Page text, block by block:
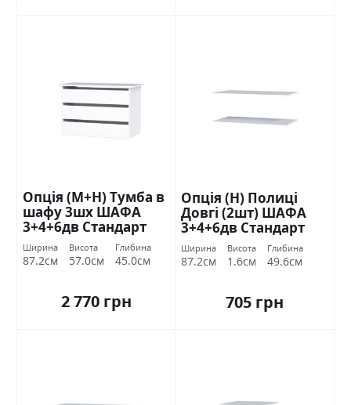
Опція (М+Н) Тумба в
шафу 3шх ШАФА
3+4+6дв Стандарт
Ширина
87.2см
Висота
57.0см
Глибина
45.0см
2 770 грн
Опція (Н) Полиці
Довгі (2шт) ШАФА
3+4+6дв Стандарт
Ширина
87.2см
Висота
1.6см
Глибина
49.6см
705 грн